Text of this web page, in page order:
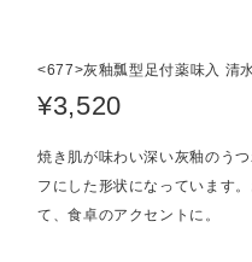
<677>灰釉瓢型足付薬味入 清
¥3,520
焼き肌が味わい深い灰釉のう
フにした形状になっています
て、食卓のアクセントに。